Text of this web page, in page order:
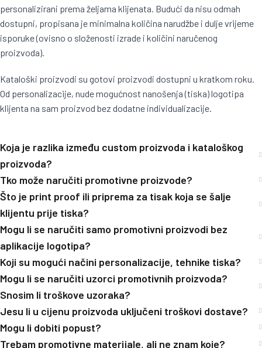
personalizirani prema željama klijenata. Budući da nisu odmah
dostupni, propisana je minimalna količina narudžbe i dulje vrijeme
isporuke (ovisno o složenosti izrade i količini naručenog
proizvoda).
Kataloški proizvodi su gotovi proizvodi dostupni u kratkom roku.
Od personalizacije, nude mogućnost nanošenja (tiska) logotipa
klijenta na sam proizvod bez dodatne individualizacije.
Koja je razlika između custom proizvoda i kataloškog
proizvoda?
Tko može naručiti promotivne proizvode?
Što je print proof ili priprema za tisak koja se šalje
klijentu prije tiska?
Mogu li se naručiti samo promotivni proizvodi bez
aplikacije logotipa?
Koji su mogući načini personalizacije, tehnike tiska?
Mogu li se naručiti uzorci promotivnih proizvoda?
Snosim li troškove uzoraka?
Jesu li u cijenu proizvoda uključeni troškovi dostave?
Mogu li dobiti popust?
Trebam promotivne materijale, ali ne znam koje?